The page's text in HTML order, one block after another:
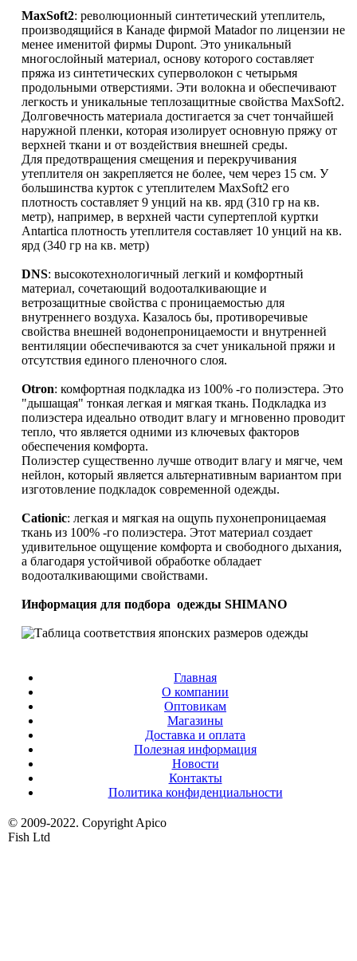
MaxSoft2: революционный синтетический утеплитель,
производящийся в Канаде фирмой Matador по лицензии не
менее именитой фирмы Dupont. Это уникальный
многослойный материал, основу которого составляет
пряжа из синтетических суперволокон с четырьмя
продольными отверстиями. Эти волокна и обеспечивают
легкость и уникальные теплозащитные свойства MaxSoft2.
Долговечность материала достигается за счет тончайшей
наружной пленки, которая изолирует основную пряжу от
верхней ткани и от воздействия внешней среды.
Для предотвращения смещения и перекручивания
утеплителя он закрепляется не более, чем через 15 см. У
большинства курток с утеплителем MaxSoft2 его
плотность составляет 9 унций на кв. ярд (310 гр на кв.
метр), например, в верхней части супертеплой куртки
Antartica плотность утеплителя составляет 10 унций на кв.
ярд (340 гр на кв. метр)
DNS: высокотехнологичный легкий и комфортный
материал, сочетающий водооталкивающие и
ветрозащитные свойства с проницаемостью для
внутреннего воздуха. Казалось бы, противоречивые
свойства внешней водонепроницаемости и внутренней
вентиляции обеспечиваются за счет уникальной пряжи и
отсутствия единого пленочного слоя.
Otron: комфортная подкладка из 100% -го полиэстера. Это
"дышащая" тонкая легкая и мягкая ткань. Подкладка из
полиэстера идеально отводит влагу и мгновенно проводит
тепло, что является одними из ключевых факторов
обеспечения комфорта.
Полиэстер существенно лучше отводит влагу и мягче, чем
нейлон, который является альтернативным вариантом при
изготовление подкладок современной одежды.
Cationic: легкая и мягкая на ощупь пухонепроницаемая
ткань из 100% -го полиэстера. Этот материал создает
удивительное ощущение комфорта и свободного дыхания,
а благодаря устойчивой обработке обладает
водооталкивающими свойствами.
Информация для подбора одежды SHIMANO
Главная
О компании
Оптовикам
Магазины
Доставка и оплата
Полезная информация
Новости
Контакты
Политика конфиденциальности
© 2009-2022. Copyright Apico
Fish Ltd